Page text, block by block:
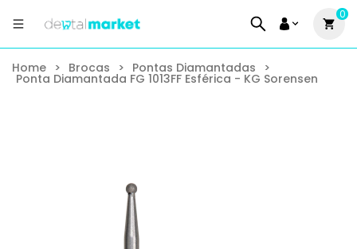
0
Home > Brocas > Pontas Diamantadas >
Ponta Diamantada FG 1013FF Esférica - KG Sorensen